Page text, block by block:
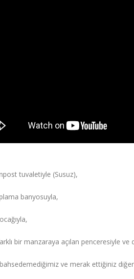
tuvaletiyle (Susuz),
banyosuyla,
bir manzaraya açılan penceresiyle
ve merak ettiğiniz